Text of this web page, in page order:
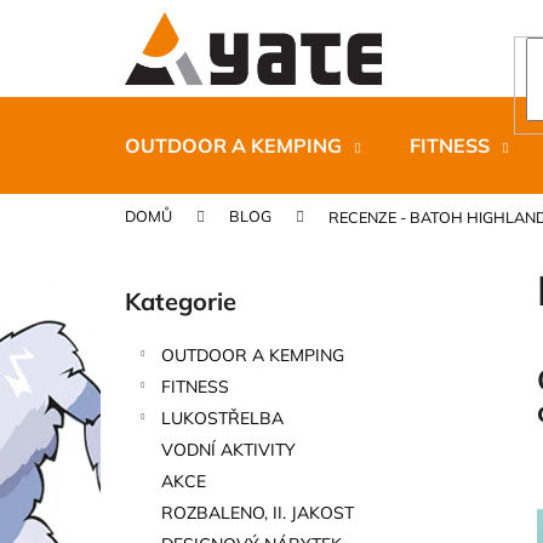
OUTDOOR A KEMPING FITNESS
DOMŮ BLOG RECENZE - BATOH
r
a
n
Přeskočit
kategorie
Kategorie
OUTDOOR A KEMPING
FITNESS
LUKOSTŘELBA
VODNÍ AKTIVITY
AKCE
ROZBALENO, II. JAKOST
í
do
do
CARNOSPORT GEL 100 ML
899 Kč